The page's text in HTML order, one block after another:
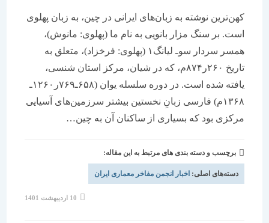
کهن‌ترین نوشته به زبان‌های ایرانی در چین، به زبان پهلوی
است. بر سنگ مزار بانویی به نام ما (پهلوی: مانوش)،
همسر سردار سوـ لیانگ۱ (پهلوی: فرخزاد)، متعلق به
تاریخ ۲۶۰ر۸۷۴م، که در شیان، مرکز استان شنسی،
۱۳۶۸م) فارسی زبانِ نخستین بیشتر سرزمین‌های آسیایی
مرکزی بود که بسیاری از ساکنان آن به چین…
برچسب و دسته بندی های مرتبط به این مقاله:
دسته‌های اصلی:اخبار انجمن مفاخر معماری ایران